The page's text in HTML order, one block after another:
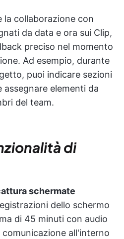
la collaborazione con
da data e ora sui Clip,
preciso nel momento
Ad esempio, durante
puoi indicare sezioni
assegnare elementi da
del team.
di
schermate
dello schermo
di 45 minuti con audio
all'interno